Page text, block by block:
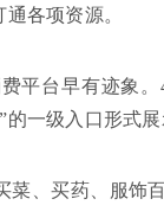
各项资源。
平台早有迹象
一级入口形式展
菜、买药、服饰